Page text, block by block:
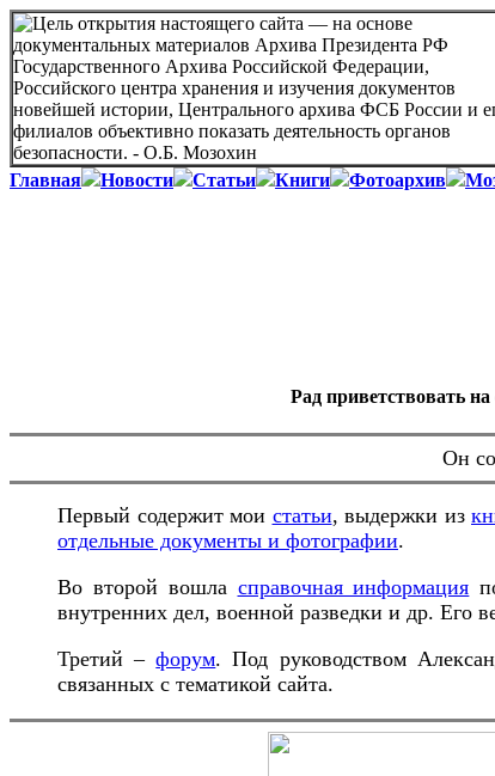
Главная Новости Статьи Книги Фотоархив
Рад приветствовать
Он
Первый содержит мои статьи, выдержки из
отдельные документы и фотографии.
Во второй вошла справочная информация
внутренних дел, военной разведки и др. Его
Третий –форум. Под руководством
связанных с тематикой сайта.